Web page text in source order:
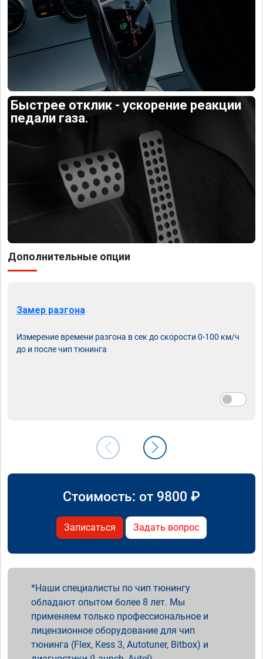
Быстрее отклик - ускорение реакции
педали газа.
Дополнительные опции
Замер разгона
Измерение времени разгона в сек до скорости 0-100 км/ч
до и после чип тюнинга
Стоимость: от 9800 ₽
Записаться Задать вопрос
Наши специалисты по чип тюнингу
обладают опытом более 8 лет. Мы
применяем только профессиональное и
лицензионное оборудование для чип
тюнинга (Flex, Kess 3, Autotuner, Bitbox) и